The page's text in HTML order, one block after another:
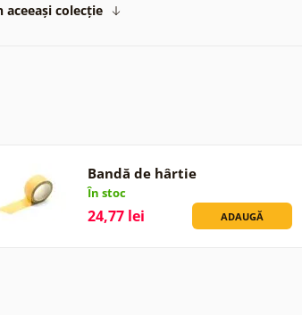
aceeași colecție
Bandă de hârtie
În stoc
24,77 lei ADAUGĂ